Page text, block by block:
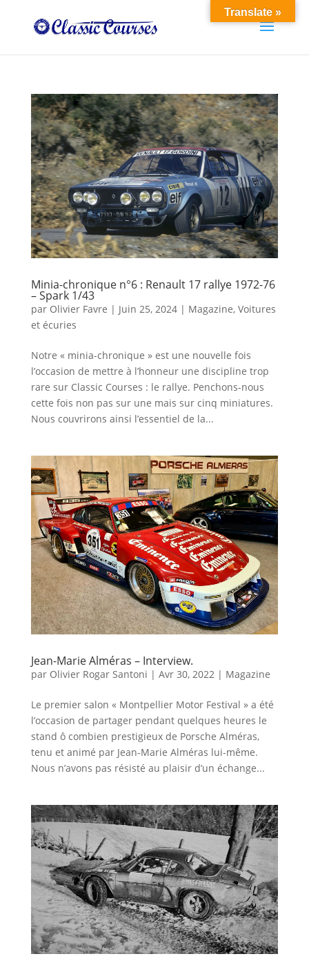
Minia-chronique n°6 : Renault 17 rallye 1972-76
– Spark 1/43
par Olivier Favre | Juin 25, 2024| Magazine, Voitures
et écuries
Notre « minia-chronique » est une nouvelle fois
l’occasion de mettre à l’honneur une discipline trop
rare sur Classic Courses : le rallye. Penchons-nous
cette fois non pas sur une mais sur cinq miniatures.
Nous couvrirons ainsi l’essentiel de la...
Jean-Marie Alméras – Interview.
par Olivier Rogar Santoni | Avr 30, 2022| Magazine
Le premier salon « Montpellier Motor Festival » a été
l’occasion de partager pendant quelques heures le
stand ô combien prestigieux de Porsche Alméras,
tenu et animé par Jean-Marie Alméras lui-même.
Nous n’avons pas résisté au plaisir d’un échange...
Translate »